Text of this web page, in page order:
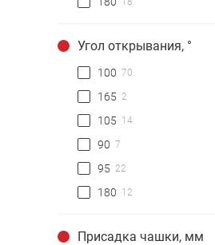
Угол открывания, °
100 70
165 2
105 14
90 7
95 22
180 12
Присадка чашки, мм